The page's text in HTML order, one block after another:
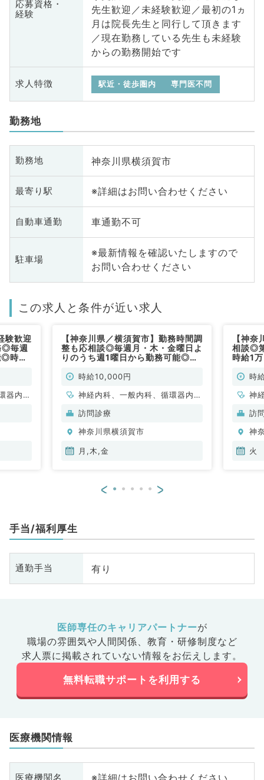
応募資格・
経験
先生歓迎／未経験歓迎／最初の1ヵ
月は院長先生と同行して頂きます
／現在勤務している先生も未経験
からの勤務開始です
求人特徴 駅近・徒歩圏内 専門医不問
勤務地
勤務地 神奈川県横須賀市
最寄り駅 ※詳細はお問い合わせください
自動車通勤 車通勤不可
駐車場
※最新情報を確認いたしますので
お問い合わせください
この求人と条件が近い求人
験歓迎
◎毎週
◎時給
器内
【神奈川県／横須賀市】勤務時間調
整も応相談◎毎週月・木・金曜日よ
りのうち週1曜日から勤務可能◎時
験歓迎～安心のサポート体制です～
時給10,000円
神経内科、一般内科、循環器内
科、呼吸器内科、消化器内科、腎
訪問診療
神奈川県横須賀市
月,木,金
【神
相談◎
時給1
～（時
神
科
訪
神
火
< >
手当/福利厚生
通勤手当 有り
医師専任のキャリアパートナーが
職場の雰囲気や人間関係、 教育・研修制度など
求人票に掲載されていない情報をお伝えします。
無料転職サポートを利用する
医療機関情報
医療機関名